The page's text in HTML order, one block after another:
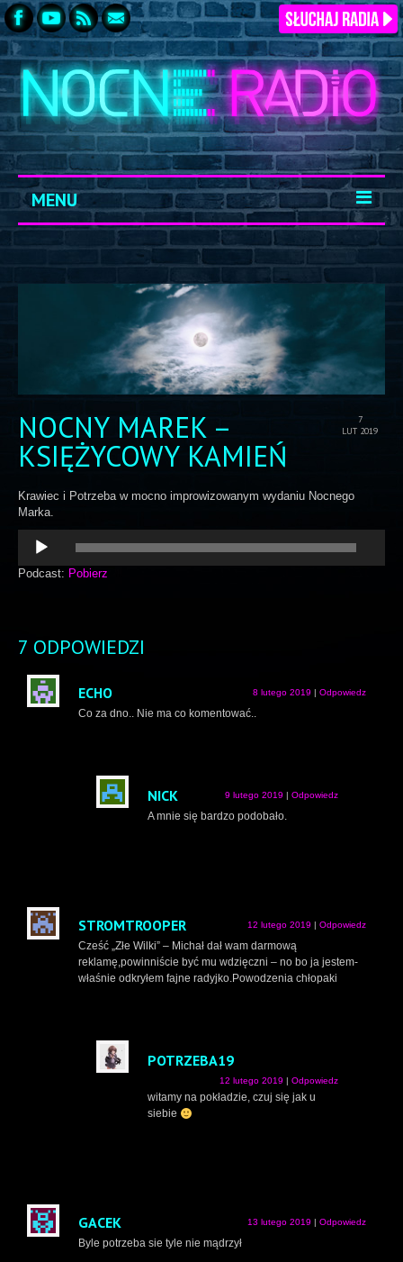
MENU
START
ARCHIWUM
KONTAKT
LOGOWANIE
7
LUT 2019
NOCNY MAREK –
KSIĘŻYCOWY KAMIEŃ
Krawiec i Potrzeba w mocno improwizowanym wydaniu Nocnego
Marka.
Odtwarzacz
plików
dźwiękowych
Podcast: Pobierz
7 ODPOWIEDZI
ECHO 8 lutego 2019 Odpowiedz
Co za dno.. Nie ma co komentować..
NICK 9 lutego 2019 Odpowiedz
A mnie się bardzo podobało.
STROMTROOPER 12 lutego 2019 Odpowiedz
Cześć „Złe Wilki” – Michał dał wam darmową
reklamę,powinniście być mu wdzięczni – no bo ja jestem-
właśnie odkryłem fajne radyjko.Powodzenia chłopaki
POTRZEBA19
12 lutego 2019 Odpowiedz
witamy na pokładzie, czuj się jak u
siebie
GACEK 13 lutego 2019 Odpowiedz
Byle potrzeba sie tyle nie mądrzył